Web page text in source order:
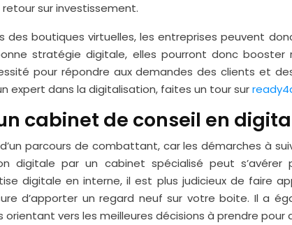
sur investissement.
boutiques virtuelles, les entreprises peuvent
stratégie digitale, elles pourront donc
pour répondre aux demandes des clients et
expert dans la digitalisation, faites un tour sur
cabinet de conseil en
parcours de combattant, car les démarches à
digitale par un cabinet spécialisé peut
digitale en interne, il est plus judicieux de
d’apporter un regard neuf sur votre boite. Il a
vers les meilleures décisions à prendre